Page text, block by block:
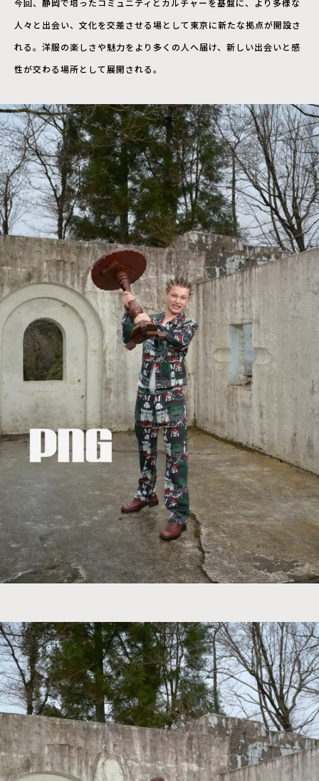
今回、静岡で培ったコミュニティとカルチャーを基盤に、より多様な
人々と出会い、文化を交差させる場として東京に新たな拠点が開設さ
れる。洋服の楽しさや魅力をより多くの人へ届け、新しい出会いと感
性が交わる場所として展開される。